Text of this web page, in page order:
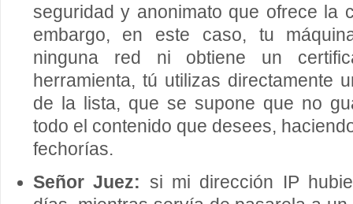
seguridad y anonimato que ofrece la
embargo, en este caso, tu
ninguna red ni obtiene un
herramienta, tú utilizas directamente
de la lista, que se supone que no
todo el contenido que desees,
fechorías.
Señor Juez: si mi dirección IP